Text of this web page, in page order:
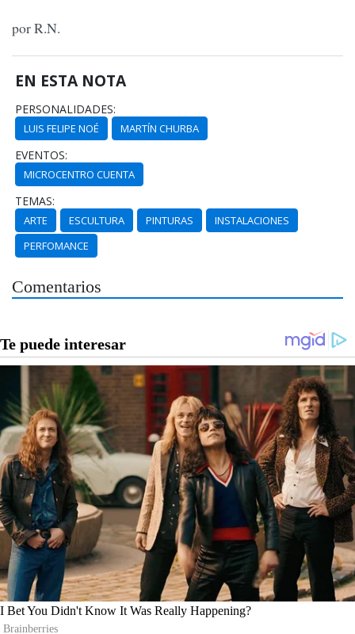
por R.N.
EN ESTA NOTA
PERSONALIDADES:
LUIS FELIPE NOÉ MARTÍN CHURBA
EVENTOS:
MICROCENTRO CUENTA
TEMAS:
ARTE ESCULTURA PINTURAS
INSTALACIONES
PERFOMANCE
Comentarios